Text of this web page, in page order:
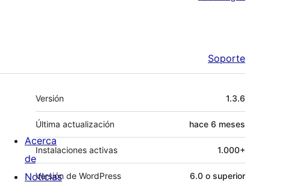
Soporte
Meta
Versión 1.3.6
Última actualización hace 6 meses
Instalaciones activas 1.000+
Versión de WordPress 6.0 o superior
Acerca
de
Noticias